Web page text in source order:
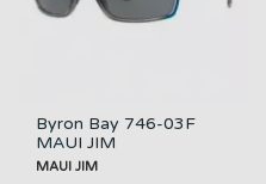
Byron Bay 746-03F
MAUI JIM
MAUI JIM